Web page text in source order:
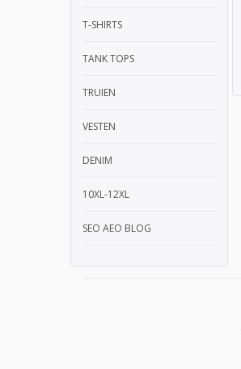
T-SHIRTS
TANK TOPS
TRUIEN
VESTEN
DENIM
10XL-12XL
SEO AEO BLOG